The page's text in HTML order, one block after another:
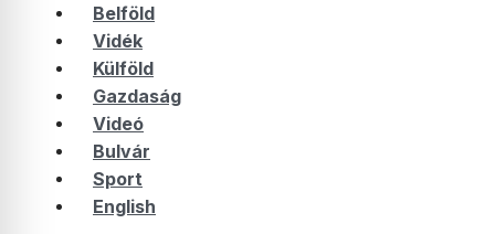
Belföld
Vidék
Külföld
Gazdaság
Videó
Bulvár
Sport
English